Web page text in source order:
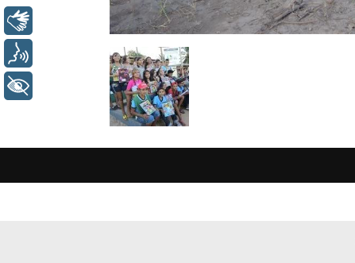
+ Acessibilidade